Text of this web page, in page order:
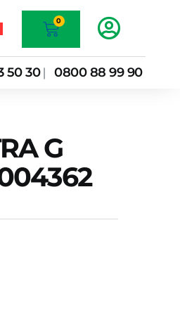
0
Warenkorb
50 30| 0800 88 99 90
G